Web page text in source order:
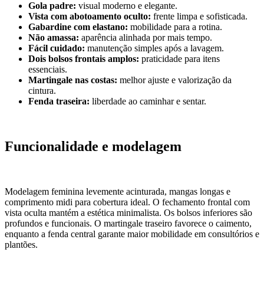
Gola padre: visual moderno e elegante.
Vista com abotoamento oculto: frente limpa e sofisticada.
Gabardine com elastano: mobilidade para a rotina.
Não amassa: aparência alinhada por mais tempo.
Fácil cuidado: manutenção simples após a lavagem.
Dois bolsos frontais amplos: praticidade para itens
essenciais.
Martingale nas costas: melhor ajuste e valorização da
cintura.
Fenda traseira: liberdade ao caminhar e sentar.
Funcionalidade e modelagem
Modelagem feminina levemente acinturada, mangas longas e
comprimento midi para cobertura ideal. O fechamento frontal com
vista oculta mantém a estética minimalista. Os bolsos inferiores são
profundos e funcionais. O martingale traseiro favorece o caimento,
enquanto a fenda central garante maior mobilidade em consultórios e
plantões.